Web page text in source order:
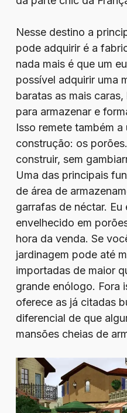
Nesse destino a
pode adquirir é a
nada mais é que um
possível adquirir uma
baratas as mais
para armazenar e
Isso remete também
construção: os
construir, sem
Uma das principais
de área de
garrafas de néctar.
envelhecido em
hora da venda. Se
jardinagem pode até
importadas de maior
grande enólogo. Fora
oferece as já citadas
diferencial de que
mansões cheias de